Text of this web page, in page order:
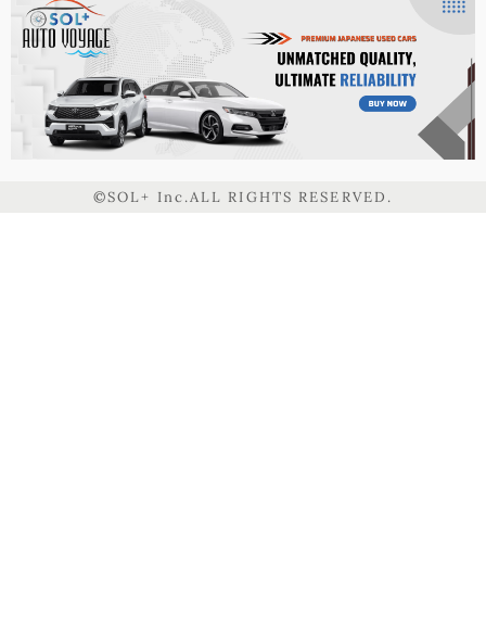
©SOL+ Inc.ALL RIGHTS RESERVED.